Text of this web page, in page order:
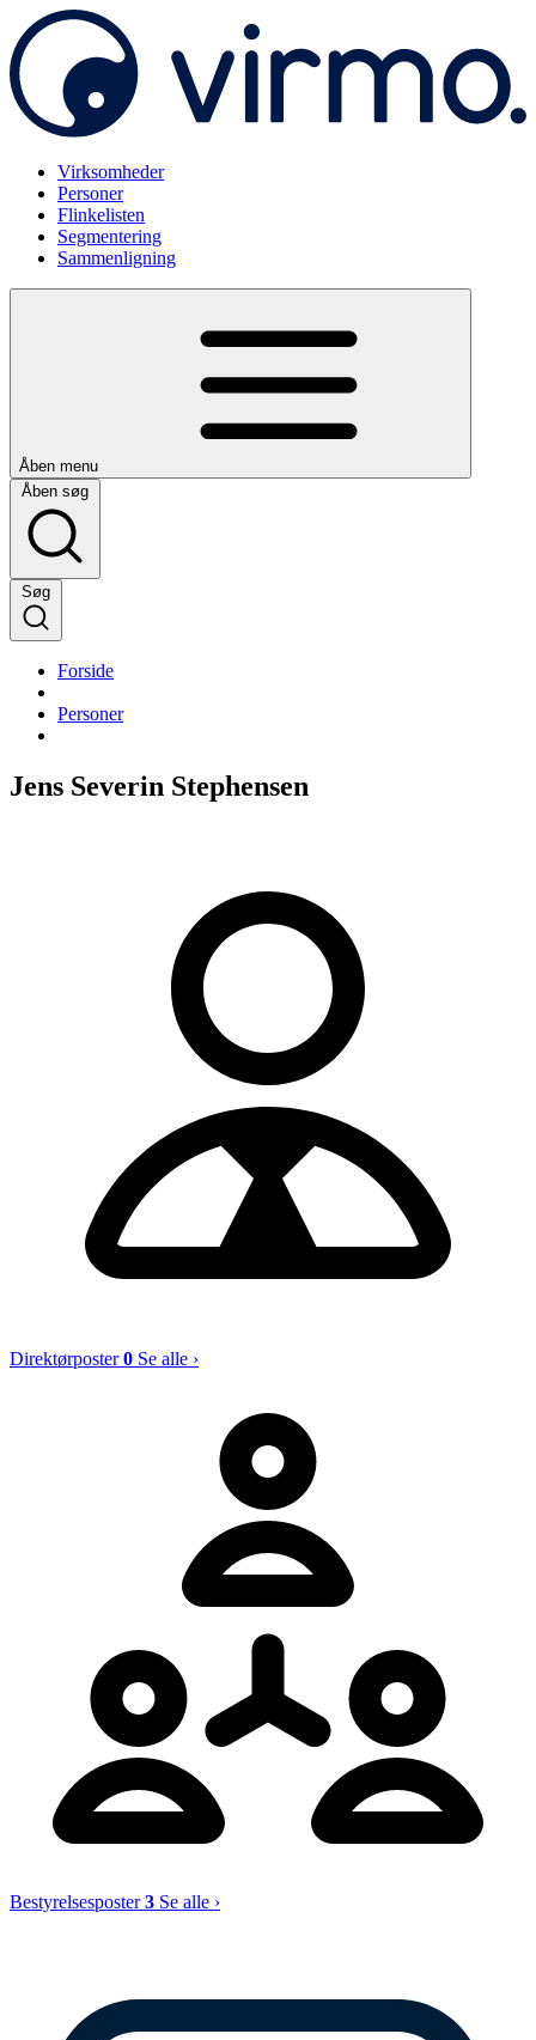
Virksomheder
Personer
Flinkelisten
Segmentering
Sammenligning
Åben menu
Åben søg
Søg
Forside
Personer
Jens Severin Stephensen
Direktørposter0 Se alle ›
Bestyrelsesposter3 Se alle ›